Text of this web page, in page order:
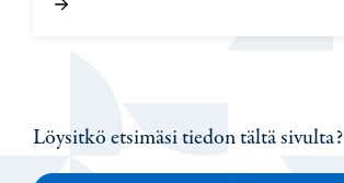
Löysitkö etsimäsi tiedon tältä sivulta?